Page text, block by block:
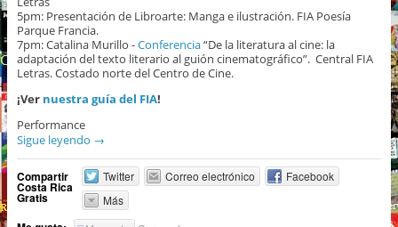
5pm: Presentación de Libroarte: Manga e ilustración. FIA Poesía
Parque Francia.
7pm: Catalina Murillo -Conferencia“De la literatura al cine: la
adaptación del texto literario al guión cinematográfico”. Central FIA
Letras. Costado norte del Centro de Cine.
¡Ver nuestra guía del FIA!
Performance
Sigue leyendo →
Compartir
Costa Rica
Gratis
Twitter Correo electrónico
Facebook
Más